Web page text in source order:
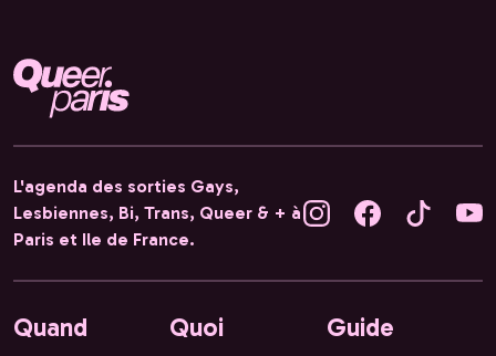
L'agenda des sorties Gays,
Lesbiennes, Bi, Trans, Queer & + à
Paris et Ile de France.
Quand Quoi Guide